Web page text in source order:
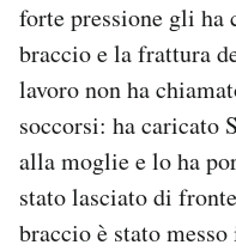
forte pressione gli ha
braccio e la frattura
lavoro non ha
soccorsi: ha caricato
alla moglie e lo ha
stato lasciato di
braccio è stato